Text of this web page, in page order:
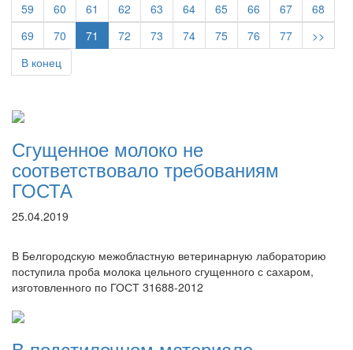
59
60 61 62 63 64 65 66 67
68
69
70 71 72 73 74 75 76 77
>>
В конец
Сгущенное молоко не
соответствовало требованиям
ГОСТА
25.04.2019
В Белгородскую межобластную ветеринарную лабораторию
поступила проба молока цельного сгущенного с сахаром,
изготовленного по ГОСТ 31688-2012